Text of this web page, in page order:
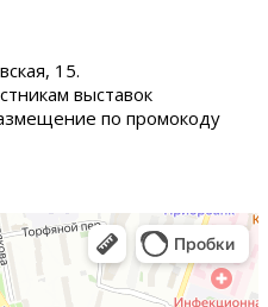
15.
выставок
по промокоду